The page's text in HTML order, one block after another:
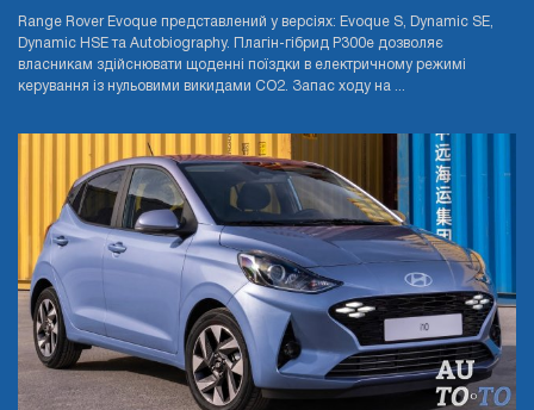
Range Rover Evoque представлений у версіях: Evoque S, Dynamic SE,
Dynamic HSE та Autobiography. Плагін-гібрид P300e дозволяє
власникам здійснювати щоденні поїздки в електричному режимі
керування із нульовими викидами CO2. Запас ходу на ...